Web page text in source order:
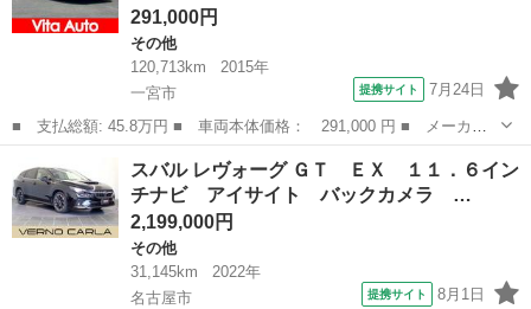
291,000円
その他
120,713km
2015年
一宮市
提携サイト 7月24日
■ 支払総額: 45.8万円 ■ 車両本体価格： 291,000 円 ■ メーカー
名： スバル ■ 車種名： レヴォーグ ■ グレード名： １．６Ｇ
Ｔアイサイト プラウドエディション ４ＷＤ メモリーナビ フル
セグＴＶ リ...
スバル レヴォーグ ＧＴ ＥＸ １１．６イン
チナビ アイサイト バックカメラ …
2,199,000円
その他
31,145km
2022年
名古屋市
提携サイト 8月1日